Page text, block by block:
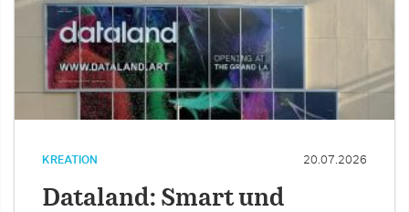
KREATION 20.07.2026
Dataland: Smart und